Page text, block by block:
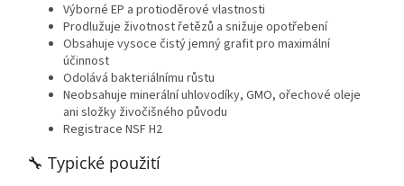
Výborné EP a protioděrové vlastnosti
Prodlužuje životnost řetězů a snižuje opotřebení
Obsahuje vysoce čistý jemný grafit pro maximální
účinnost
Odolává bakteriálnímu růstu
Neobsahuje minerální uhlovodíky, GMO, ořechové oleje
ani složky živočišného původu
Registrace NSF H2
🔧 Typické použití